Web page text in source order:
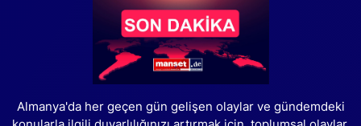
Almanya'da her geçen gün gelişen olaylar ve gündemdeki